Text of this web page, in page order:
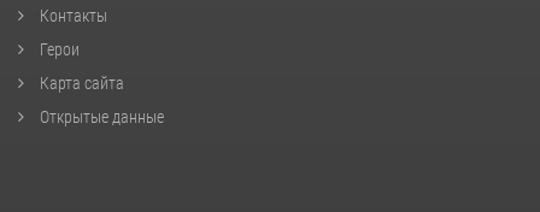
Контакты
Герои
Карта сайта
Открытые данные